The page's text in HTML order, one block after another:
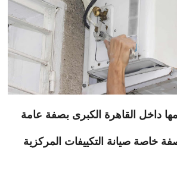
داخل القاهرة الكبرى بصفة عامة
خاصة صيانة التكييفات المركزية